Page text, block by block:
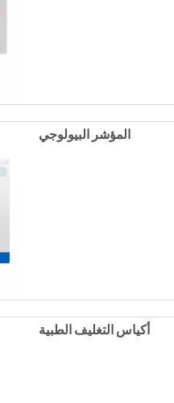
المؤشر البيولوجي
أكياس التغليف الطبية